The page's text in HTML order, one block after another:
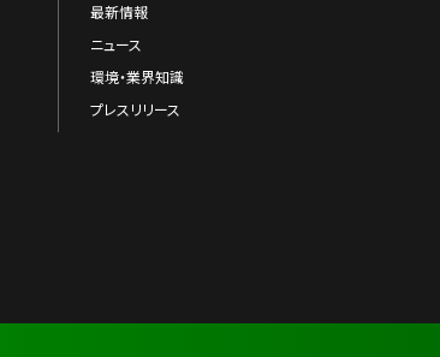
最新情報
ニュース
環境・業界知識
プレスリリース